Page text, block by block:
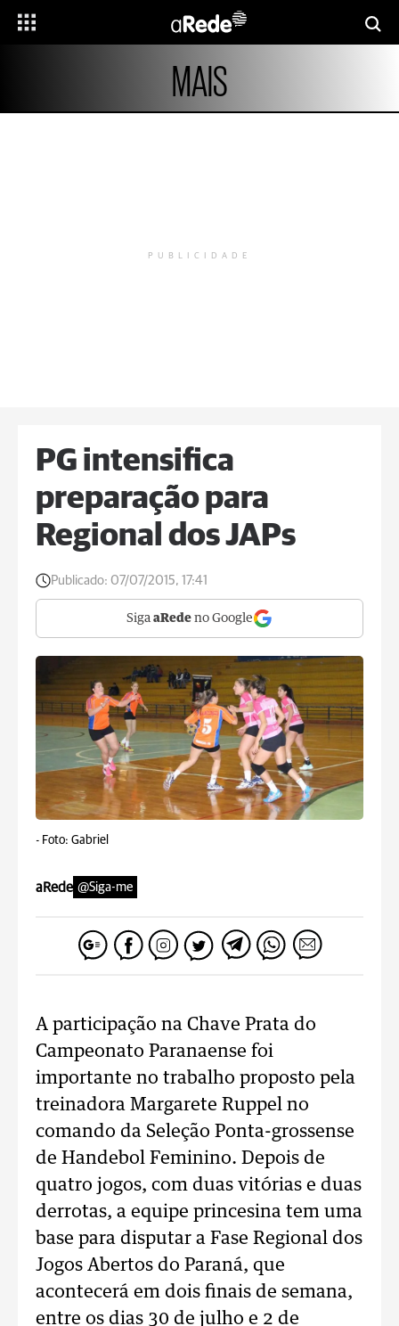
MAIS
PUBLICIDADE
PG intensifica
preparação para
Regional dos JAPs
Publicado: 07/07/2015, 17:41
Siga aRede no Google
- Foto: Gabriel
aRede @Siga-me
A participação na Chave Prata do
Campeonato Paranaense foi
importante no trabalho proposto pela
treinadora Margarete Ruppel no
comando da Seleção Ponta-grossense
de Handebol Feminino. Depois de
quatro jogos, com duas vitórias e duas
derrotas, a equipe princesina tem uma
base para disputar a Fase Regional dos
Jogos Abertos do Paraná, que
acontecerá em dois finais de semana,
entre os dias 30 de julho e 2 de